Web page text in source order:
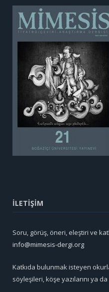
İLETİŞİM
Soru, görüş, öneri, eleştiri ve
info@mimesis-dergi.org
Katkıda bulunmak isteyen
söyleşileri, köşe yazılarını ya